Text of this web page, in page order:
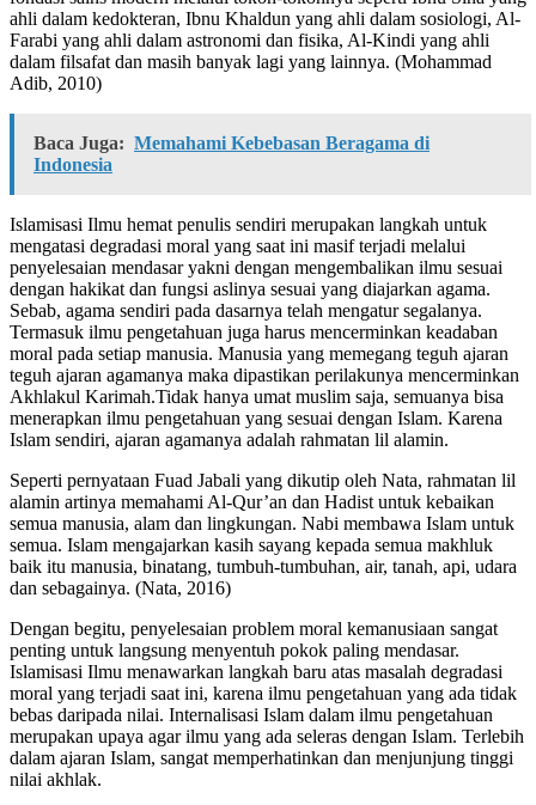
ahli dalam kedokteran, Ibnu Khaldun yang ahli dalam sosiologi, Al-
Farabi yang ahli dalam astronomi dan fisika, Al-Kindi yang ahli
dalam filsafat dan masih banyak lagi yang lainnya. (Mohammad
Adib, 2010)
Baca Juga: Memahami Kebebasan Beragama di
Indonesia
Islamisasi Ilmu hemat penulis sendiri merupakan langkah untuk
mengatasi degradasi moral yang saat ini masif terjadi melalui
penyelesaian mendasar yakni dengan mengembalikan ilmu sesuai
dengan hakikat dan fungsi aslinya sesuai yang diajarkan agama.
Sebab, agama sendiri pada dasarnya telah mengatur segalanya.
Termasuk ilmu pengetahuan juga harus mencerminkan keadaban
moral pada setiap manusia. Manusia yang memegang teguh ajaran
teguh ajaran agamanya maka dipastikan perilakunya mencerminkan
Akhlakul Karimah.Tidak hanya umat muslim saja, semuanya bisa
menerapkan ilmu pengetahuan yang sesuai dengan Islam. Karena
Islam sendiri, ajaran agamanya adalah rahmatan lil alamin.
Seperti pernyataan Fuad Jabali yang dikutip oleh Nata, rahmatan lil
alamin artinya memahami Al-Qur’an dan Hadist untuk kebaikan
semua manusia, alam dan lingkungan. Nabi membawa Islam untuk
semua. Islam mengajarkan kasih sayang kepada semua makhluk
baik itu manusia, binatang, tumbuh-tumbuhan, air, tanah, api, udara
dan sebagainya. (Nata, 2016)
Dengan begitu, penyelesaian problem moral kemanusiaan sangat
penting untuk langsung menyentuh pokok paling mendasar.
Islamisasi Ilmu menawarkan langkah baru atas masalah degradasi
moral yang terjadi saat ini, karena ilmu pengetahuan yang ada tidak
bebas daripada nilai. Internalisasi Islam dalam ilmu pengetahuan
merupakan upaya agar ilmu yang ada seleras dengan Islam. Terlebih
dalam ajaran Islam, sangat memperhatinkan dan menjunjung tinggi
nilai akhlak.